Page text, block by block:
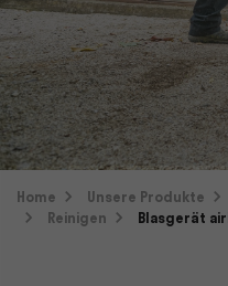
Home Unsere Produkte
Reinigen
Blasgerät